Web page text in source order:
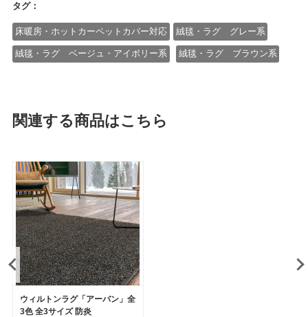
タグ：
床暖房・ホットカーペットカバー対応 絨毯・ラグ グレー系
絨毯・ラグ ベージュ・アイボリー系 絨毯・ラグ ブラウン系
関連する商品はこちら
ウィルトンラグ「アーバン」全
3色 全3サイズ 防炎